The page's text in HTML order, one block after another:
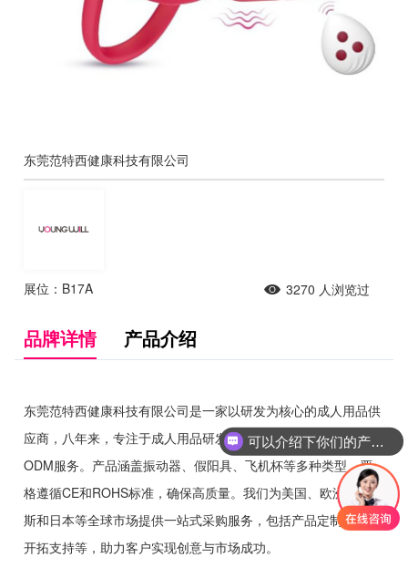
东莞范特西健康科技有限公司
展位：B17A 3270 人浏览过
品牌详情 产品介绍
东莞范特西健康科技有限公司是一家以研发为核心的成人用品供
应商，八年来，专注于成人用品研发与销售，提供专业的OEM和
ODM服务。产品涵盖振动器、假阳具、飞机杯等多种类型，严
格遵循CE和ROHS标准，确保高质量。我们为美国、欧洲、俄罗
斯和日本等全球市场提供一站式采购服务，包括产品定制、市场
开拓支持等，助力客户实现创意与市场成功。
可以介绍下你们的产品么